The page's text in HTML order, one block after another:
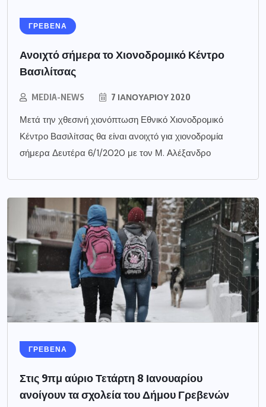
ΓΡΕΒΕΝΑ
Ανοιχτό σήμερα το Χιονοδρομικό Κέντρο
Βασιλίτσας
MEDIA-NEWS 7 ΙΑΝΟΥΑΡΊΟΥ 2020
Μετά την χθεσινή χιονόπτωση Εθνικό Χιονοδρομικό
Κέντρο Βασιλίτσας θα είναι ανοιχτό για χιονοδρομία
σήμερα Δευτέρα 6/1/2020 με τον Μ. Αλέξανδρο
ΓΡΕΒΕΝΑ
Στις 9πμ αύριο Τετάρτη 8 Ιανουαρίου
ανοίγουν τα σχολεία του Δήμου Γρεβενών